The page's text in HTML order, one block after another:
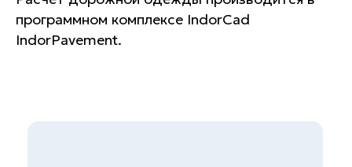
программном комплексе IndorCad
IndorPavement.